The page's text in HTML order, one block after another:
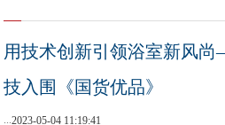
用技术创新引领浴室新风
技入围《国货优品》
...2023-05-04 11:19:41